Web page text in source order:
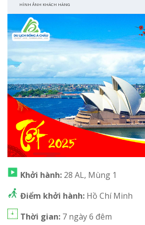
Khởi hành:28 AL, Mùng 1
Điểm khởi hành: Hồ Chí Minh
Thời gian: 7 ngày 6 đêm
HÌNH ẢNH KHÁCH HÀNG